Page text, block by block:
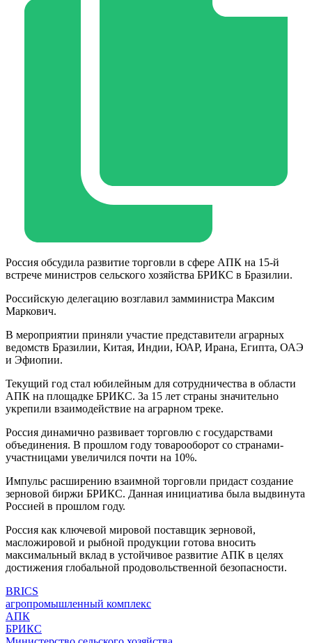
Россия обсудила развитие торговли в сфере АПК на 15-й
встрече министров сельского хозяйства БРИКС в Бразилии.
Российскую делегацию возглавил замминистра Максим
Маркович.
В мероприятии приняли участие представители аграрных
ведомств Бразилии, Китая, Индии, ЮАР, Ирана, Египта, ОАЭ
и Эфиопии.
Текущий год стал юбилейным для сотрудничества в области
АПК на площадке БРИКС. За 15 лет страны значительно
укрепили взаимодействие на аграрном треке.
Россия динамично развивает торговлю с государствами
объединения. В прошлом году товарооборот со странами-
участницами увеличился почти на 10%.
Импульс расширению взаимной торговли придаст создание
зерновой биржи БРИКС. Данная инициатива была выдвинута
Россией в прошлом году.
Россия как ключевой мировой поставщик зерновой,
масложировой и рыбной продукции готова вносить
максимальный вклад в устойчивое развитие АПК в целях
достижения глобальной продовольственной безопасности.
BRICS
агропромышленный комплекс
АПК
БРИКС